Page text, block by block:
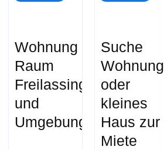
Wohnung
Raum
Freilassing
und
Umgebung
Suche
Wohnung
oder
kleines
Haus zur
Miete